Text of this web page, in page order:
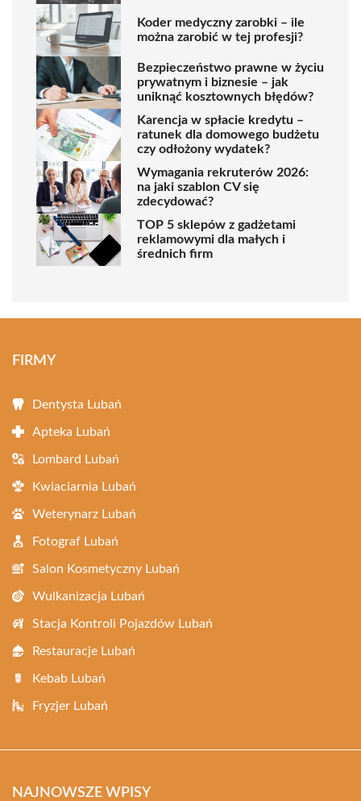
Koder medyczny zarobki – ile
można zarobić w tej profesji?
Bezpieczeństwo prawne w życiu
prywatnym i biznesie – jak
uniknąć kosztownych błędów?
Karencja w spłacie kredytu –
ratunek dla domowego budżetu
czy odłożony wydatek?
Wymagania rekruterów 2026:
na jaki szablon CV się
zdecydować?
TOP 5 sklepów z gadżetami
reklamowymi dla małych i
średnich firm
FIRMY
Dentysta Lubań
Apteka Lubań
Lombard Lubań
Kwiaciarnia Lubań
Weterynarz Lubań
Fotograf Lubań
Salon Kosmetyczny Lubań
Wulkanizacja Lubań
Stacja Kontroli Pojazdów Lubań
Restauracje Lubań
Kebab Lubań
Fryzjer Lubań
NAJNOWSZE WPISY